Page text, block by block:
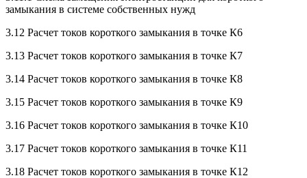
замыкания в системе собственных нужд
3.12 Расчет токов короткого замыкания в точке К6
3.13 Расчет токов короткого замыкания в точке К7
3.14 Расчет токов короткого замыкания в точке К8
3.15 Расчет токов короткого замыкания в точке К9
3.16 Расчет токов короткого замыкания в точке К10
3.17 Расчет токов короткого замыкания в точке К11
3.18 Расчет токов короткого замыкания в точке К12